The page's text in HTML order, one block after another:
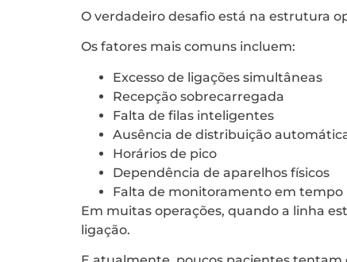
O verdadeiro desafio está na estrutura
Os fatores mais comuns incluem:
Excesso de ligações simultâneas
Recepção sobrecarregada
Falta de filas inteligentes
Ausência de distribuição
Horários de pico
Dependência de aparelhos físicos
Falta de monitoramento em tempo
Em muitas operações, quando a linha
ligação.